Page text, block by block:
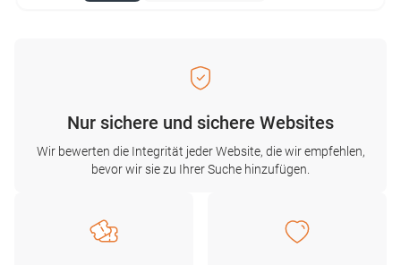
Nur sichere und sichere Websites
Wir bewerten die Integrität jeder Website, die wir empfehlen,
bevor wir sie zu Ihrer Suche hinzufügen.